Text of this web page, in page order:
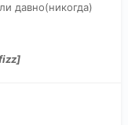
давно(никогда)